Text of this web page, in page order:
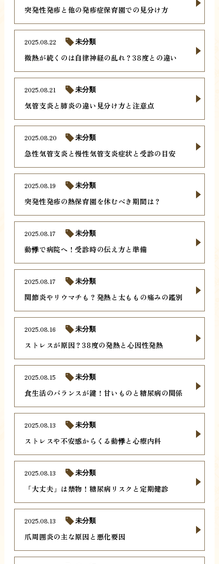
突発性発疹と他の発疹症保育園での見分け方
微熱が続くのは自律神経の乱れ？38度との違い
2025.08.22 未分類
気管支炎と肺炎の違い見分け方と注意点
2025.08.21 未分類
急性気管支炎と慢性気管支炎症状と受診の目安
2025.08.20 未分類
突発性発疹の熱保育園を休むべき期間は？
2025.08.19 未分類
動悸で病院へ！受診時の伝え方と準備
2025.08.17 未分類
関節炎やリウマチも？発熱と太ももの痛みの鑑別
2025.08.17 未分類
ストレスが原因？38度の発熱と心因性発熱
2025.08.16 未分類
食生活のバランスが鍵！甘いものと糖尿病の関係
2025.08.15 未分類
ストレスや不安感からくる動悸と心療内科
2025.08.13 未分類
「大丈夫」は禁物！糖尿病リスクと定期健診
2025.08.13 未分類
爪周囲炎の主な原因と悪化要因
2025.08.13 未分類